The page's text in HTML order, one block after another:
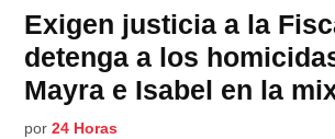
Exigen justicia a la
detenga a los
Mayra e Isabel en la
por 24 Horas